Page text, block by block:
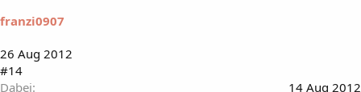
franzi0907
26 Aug 2012
#14
Dabei
14 Aug 2012